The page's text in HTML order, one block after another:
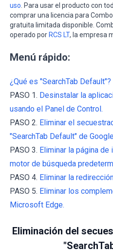
uso . Para usar el producto con
comprar una licencia para
gratuita limitada disponible.
operado por RCS LT, la empresa
Menú rápido:
¿Qué es "SearchTab Default"?
PASO 1. Desinstalar la
usando el Panel de Control.
PASO 2. Eliminar el
"SearchTab Default" de
PASO 3. Eliminar la página
motor de búsqueda
PASO 4. Eliminar la
PASO 5. Eliminar los
Microsoft Edge.
Eliminación del